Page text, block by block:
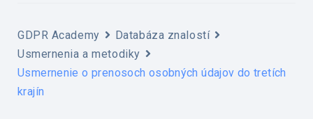
GDPR Academy
Databáza znalostí
Usmernenia a metodiky
Usmernenie o prenosoch osobných údajov do tretích
krajín